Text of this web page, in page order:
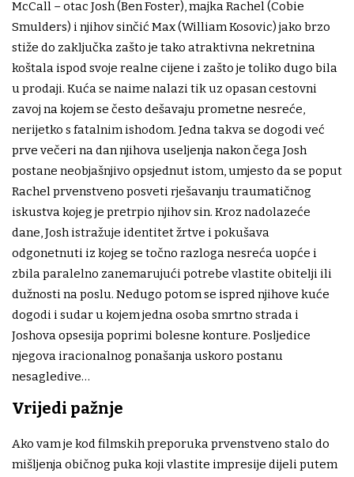
McCall – otac Josh (Ben Foster), majka Rachel (Cobie
Smulders) i njihov sinčić Max (William Kosovic) jako brzo
stiže do zaključka zašto je tako atraktivna nekretnina
koštala ispod svoje realne cijene i zašto je toliko dugo bila
u prodaji. Kuća se naime nalazi tik uz opasan cestovni
zavoj na kojem se često dešavaju prometne nesreće,
nerijetko s fatalnim ishodom. Jedna takva se dogodi već
prve večeri na dan njihova useljenja nakon čega Josh
postane neobjašnjivo opsjednut istom, umjesto da se poput
Rachel prvenstveno posveti rješavanju traumatičnog
iskustva kojeg je pretrpio njihov sin. Kroz nadolazeće
dane, Josh istražuje identitet žrtve i pokušava
odgonetnuti iz kojeg se točno razloga nesreća uopće i
zbila paralelno zanemarujući potrebe vlastite obitelji ili
dužnosti na poslu. Nedugo potom se ispred njihove kuće
dogodi i sudar u kojem jedna osoba smrtno strada i
Joshova opsesija poprimi bolesne konture. Posljedice
njegova iracionalnog ponašanja uskoro postanu
nesagledive…
Vrijedi pažnje
Ako vam je kod filmskih preporuka prvenstveno stalo do
mišljenja običnog puka koji vlastite impresije dijeli putem